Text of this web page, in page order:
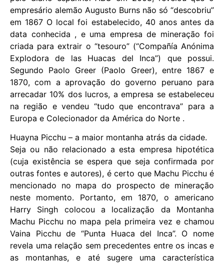
empresário alemão Augusto Burns não só “descobriu”
em 1867 O local foi estabelecido, 40 anos antes da
data conhecida , e uma empresa de mineração foi
criada para extrair o “tesouro” (“Compañía Anónima
Explodora de las Huacas del Inca”) que possui.
Segundo Paolo Greer (Paolo Greer), entre 1867 e
1870, com a aprovação do governo peruano para
arrecadar 10% dos lucros, a empresa se estabeleceu
na região e vendeu “tudo que encontrava” para a
Europa e Colecionador da América do Norte .
Huayna Picchu – a maior montanha atrás da cidade.
Seja ou não relacionado a esta empresa hipotética
(cuja existência se espera que seja confirmada por
outras fontes e autores), é certo que Machu Picchu é
mencionado no mapa do prospecto de mineração
neste momento. Portanto, em 1870, o americano
Harry Singh colocou a localização da Montanha
Machu Picchu no mapa pela primeira vez e chamou
Vaina Picchu de “Punta Huaca del Inca”. O nome
revela uma relação sem precedentes entre os incas e
as montanhas, e até sugere uma característica